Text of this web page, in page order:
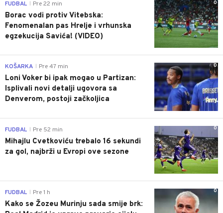
0
FUDBAL Pre 22 min
Borac vodi protiv Vitebska:
Fenomenalan pas Hrelje i vrhunska
egzekucija Savića! (VIDEO)
0
KOŠARKA Pre 47 min
Loni Voker bi ipak mogao u Partizan:
Isplivali novi detalji ugovora sa
Denverom, postoji začkoljica
0
FUDBAL Pre 52 min
Mihajlu Cvetkoviću trebalo 16 sekundi
za gol, najbrži u Evropi ove sezone
0
FUDBAL Pre 1 h
Kako se Žozeu Murinju sada smije brk: